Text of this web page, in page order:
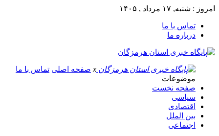
امروز : شنبه, ۱۷ مرداد , ۱۴۰۵
تماس با ما
درباره ما
x صفحه اصلی تماس با ما
موضوعات
صفحه نخست
سیاسی
اقتصادی
بین الملل
اجتماعی